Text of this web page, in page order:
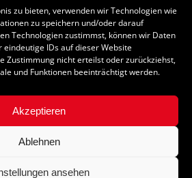
zu bieten, verwenden wir Technologien wie
zu speichern und/oder darauf
Technologien zustimmst, können wir Daten
IDs auf dieser Website
Zustimmung nicht erteilst oder zurückziehst,
und Funktionen beeinträchtigt werden.
Akzeptieren
Ablehnen
ansehen